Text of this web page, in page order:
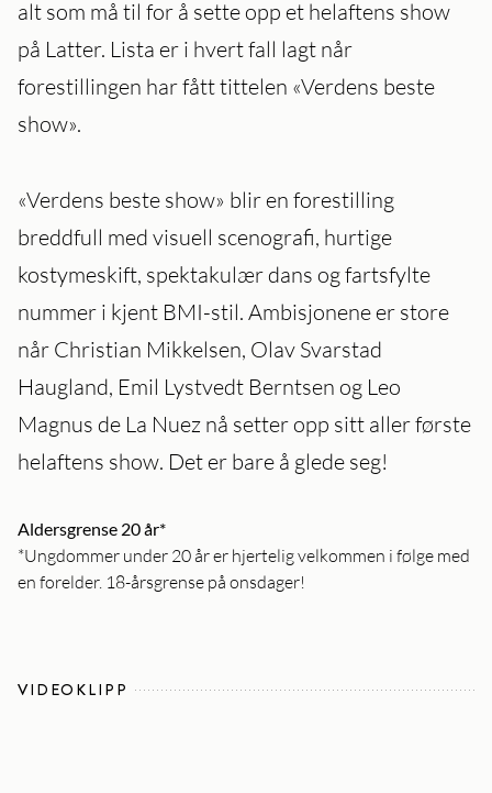
alt som må til for å sette opp et helaftens show
på Latter. Lista er i hvert fall lagt når
forestillingen har fått tittelen «Verdens beste
show».
«Verdens beste show» blir en forestilling
breddfull med visuell scenografi, hurtige
kostymeskift, spektakulær dans og fartsfylte
nummer i kjent BMI-stil. Ambisjonene er store
når Christian Mikkelsen, Olav Svarstad
Haugland, Emil Lystvedt Berntsen og Leo
Magnus de La Nuez nå setter opp sitt aller første
helaftens show. Det er bare å glede seg!
Aldersgrense 20 år*
*Ungdommer under 20 år er hjertelig velkommen i følge med
en forelder. 18-årsgrense på onsdager!
VIDEOKLIPP